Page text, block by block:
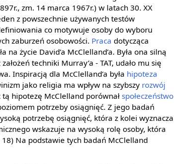
zm. 14 marca 1967r.) w latach 30. XX
z powszechnie używanych testów
co motywuje osoby do wyboru
zaburzeń osobowości. Praca dotycząca
życie David’a McClelland’a. Była ona silną
techniki Murray’a - TAT, udało mu się
Inspiracją dla McClelland’a była hipoteza
jako religia ma wpływ na szybszy rozwój
hipotezę McClelland porównałspołeczeństwo
potrzeby osiągnięć. Z jego badań
potrzebę osiągnięć, która z kolei wyznacza
wskazuje na wysoką rolę osoby, która
Na podstawie tych badań McClelland